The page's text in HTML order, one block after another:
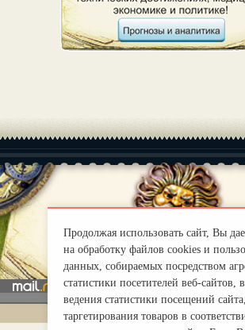
mirprognoz@mail.ru
Продолжая использовать сайт, Вы
на обработку файлов cookies и
данных, собираемых посредством
статистики посетителей веб-сайтов,
ведения статистики посещений сайта,
таргетирования товаров в